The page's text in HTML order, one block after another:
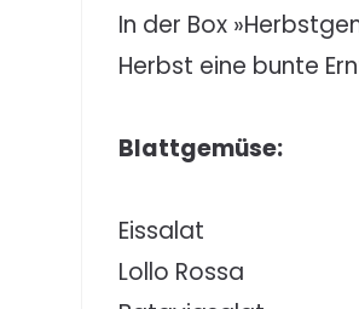
In der Box
Herbst eine bunte
Blattgemüse:
Eissalat
Lollo Rossa